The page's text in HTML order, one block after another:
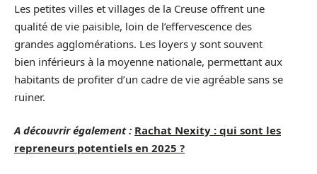
Les petites villes et villages de la Creuse offrent une
qualité de vie paisible, loin de l’effervescence des
grandes agglomérations. Les loyers y sont souvent
bien inférieurs à la moyenne nationale, permettant aux
habitants de profiter d’un cadre de vie agréable sans se
ruiner.
A découvrir également : Rachat Nexity : qui sont les
repreneurs potentiels en 2025 ?